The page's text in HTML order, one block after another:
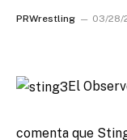
PRWrestling 03/28/
El
comenta que